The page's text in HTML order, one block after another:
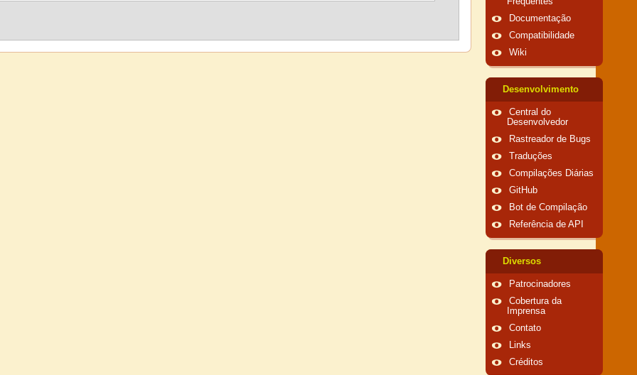
Documentação
Compatibilidade
Wiki
Desenvolvimento
Central do
Desenvolvedor
Rastreador de Bugs
Traduções
Compilações Diárias
GitHub
Bot de Compilação
Referência de API
Diversos
Patrocinadores
Cobertura da
Imprensa
Contato
Links
Créditos